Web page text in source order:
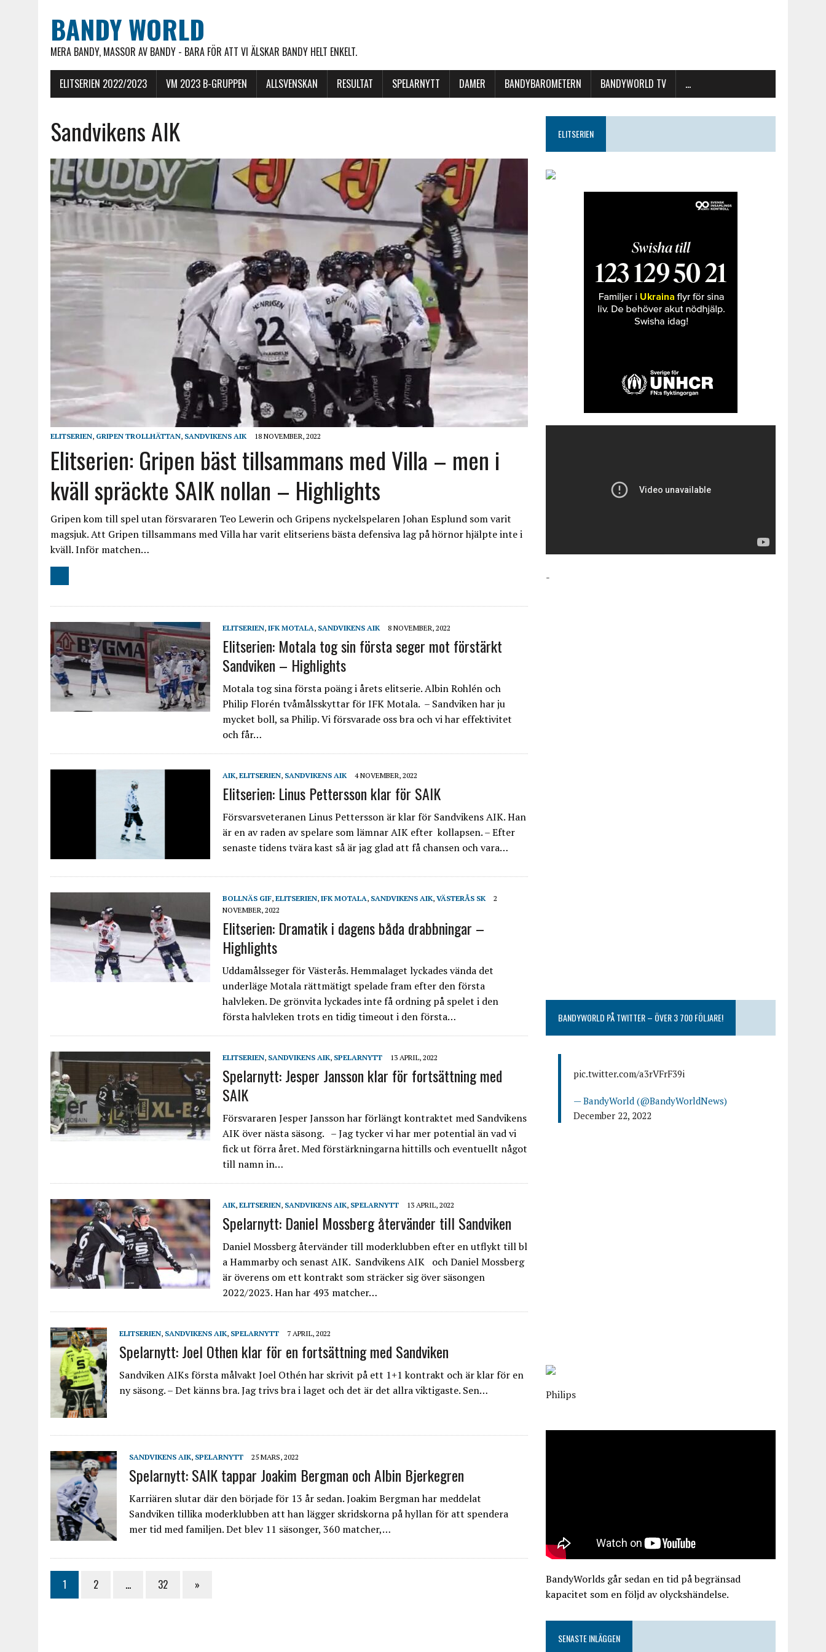
BANDY WORLD
MERA BANDY, MASSOR AV BANDY - BARA FÖR ATT VI ÄLSKAR BANDY HELT ENKELT.
ELITSERIEN 2022/2023 VM 2023 B-GRUPPEN ALLSVENSKAN RESULTAT SPELARNYTT DAMER BANDYBAROMETERN BANDYWORLD TV …
Sandvikens AIK
ELITSERIEN, GRIPEN TROLLHÄTTAN, SANDVIKENS AIK 18 NOVEMBER, 2022
Elitserien: Gripen bäst tillsammans med Villa – men i
kväll spräckte SAIK nollan – Highlights
Gripen kom till spel utan försvararen Teo Lewerin och Gripens nyckelspelaren Johan Esplund som varit
magsjuk. Att Gripen tillsammans med Villa har varit elitseriens bästa defensiva lag på hörnor hjälpte inte i
kväll. Inför matchen…
ELITSERIEN, IFK MOTALA, SANDVIKENS AIK 8 NOVEMBER, 2022
Elitserien: Motala tog sin första seger mot förstärkt
Sandviken – Highlights
Motala tog sina första poäng i årets elitserie. Albin Rohlén och
Philip Florén tvåmålsskyttar för IFK Motala. – Sandviken har ju
mycket boll, sa Philip. Vi försvarade oss bra och vi har effektivitet
och får…
AIK, ELITSERIEN, SANDVIKENS AIK 4 NOVEMBER, 2022
Elitserien: Linus Pettersson klar för SAIK
Försvarsveteranen Linus Pettersson är klar för Sandvikens AIK. Han
är en av raden av spelare som lämnar AIK efter kollapsen. – Efter
senaste tidens tvära kast så är jag glad att få chansen och vara…
BOLLNÄS GIF, ELITSERIEN, IFK MOTALA, SANDVIKENS AIK, VÄSTERÅS SK
2
NOVEMBER, 2022
Elitserien: Dramatik i dagens båda drabbningar –
Highlights
Uddamålsseger för Västerås. Hemmalaget lyckades vända det
underläge Motala rättmätigt spelade fram efter den första
halvleken. De grönvita lyckades inte få ordning på spelet i den
första halvleken trots en tidig timeout i den första…
ELITSERIEN, SANDVIKENS AIK, SPELARNYTT 13 APRIL, 2022
Spelarnytt: Jesper Jansson klar för fortsättning med
SAIK
Försvararen Jesper Jansson har förlängt kontraktet med Sandvikens
AIK över nästa säsong. – Jag tycker vi har mer potential än vad vi
fick ut förra året. Med förstärkningarna hittills och eventuellt något
till namn in…
AIK, ELITSERIEN, SANDVIKENS AIK, SPELARNYTT 13 APRIL, 2022
Spelarnytt: Daniel Mossberg återvänder till Sandviken
Daniel Mossberg återvänder till moderklubben efter en utflykt till bl
a Hammarby och senast AIK. Sandvikens AIK och Daniel Mossberg
är överens om ett kontrakt som sträcker sig över säsongen
2022/2023. Han har 493 matcher…
ELITSERIEN, SANDVIKENS AIK, SPELARNYTT 7 APRIL, 2022
Spelarnytt: Joel Othen klar för en fortsättning med Sandviken
Sandviken AIKs första målvakt Joel Othén har skrivit på ett 1+1 kontrakt och är klar för en
ny säsong. – Det känns bra. Jag trivs bra i laget och det är det allra viktigaste. Sen…
SANDVIKENS AIK, SPELARNYTT 25 MARS, 2022
Spelarnytt: SAIK tappar Joakim Bergman och Albin Bjerkegren
Karriären slutar där den började för 13 år sedan. Joakim Bergman har meddelat
Sandviken tillika moderklubben att han lägger skridskorna på hyllan för att spendera
mer tid med familjen. Det blev 11 säsonger, 360 matcher,…
1 2 … 32 »
ELITSERIEN
-
BANDYWORLD PÅ TWITTER – ÖVER 3 700 FÖLJARE!
pic.twitter.com/a3rVFrF39i
— BandyWorld (@BandyWorldNews)
December 22, 2022
Philips
BandyWorlds går sedan en tid på begränsad
kapacitet som en följd av olyckshändelse.
SENASTE INLÄGGEN